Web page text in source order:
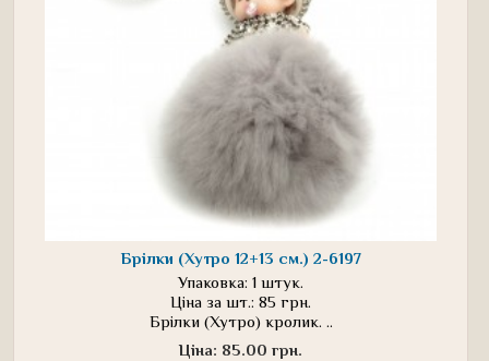
Брілки (Хутро 12+13 см.) 2-6197
Упаковка: 1 штук.
Ціна за шт.: 85 грн.
Брілки (Хутро) кролик. ..
Ціна: 85.00 грн.